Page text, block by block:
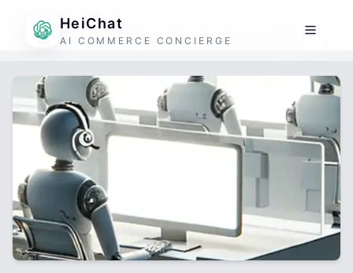
HeiChat
AI COMMERCE CONCIERGE